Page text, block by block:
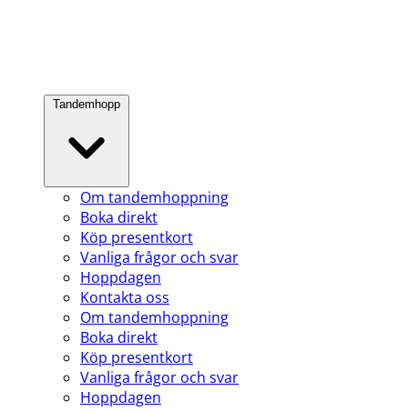
Tandemhopp
Om tandemhoppning
Boka direkt
Köp presentkort
Vanliga frågor och svar
Hoppdagen
Kontakta oss
Om tandemhoppning
Boka direkt
Köp presentkort
Vanliga frågor och svar
Hoppdagen